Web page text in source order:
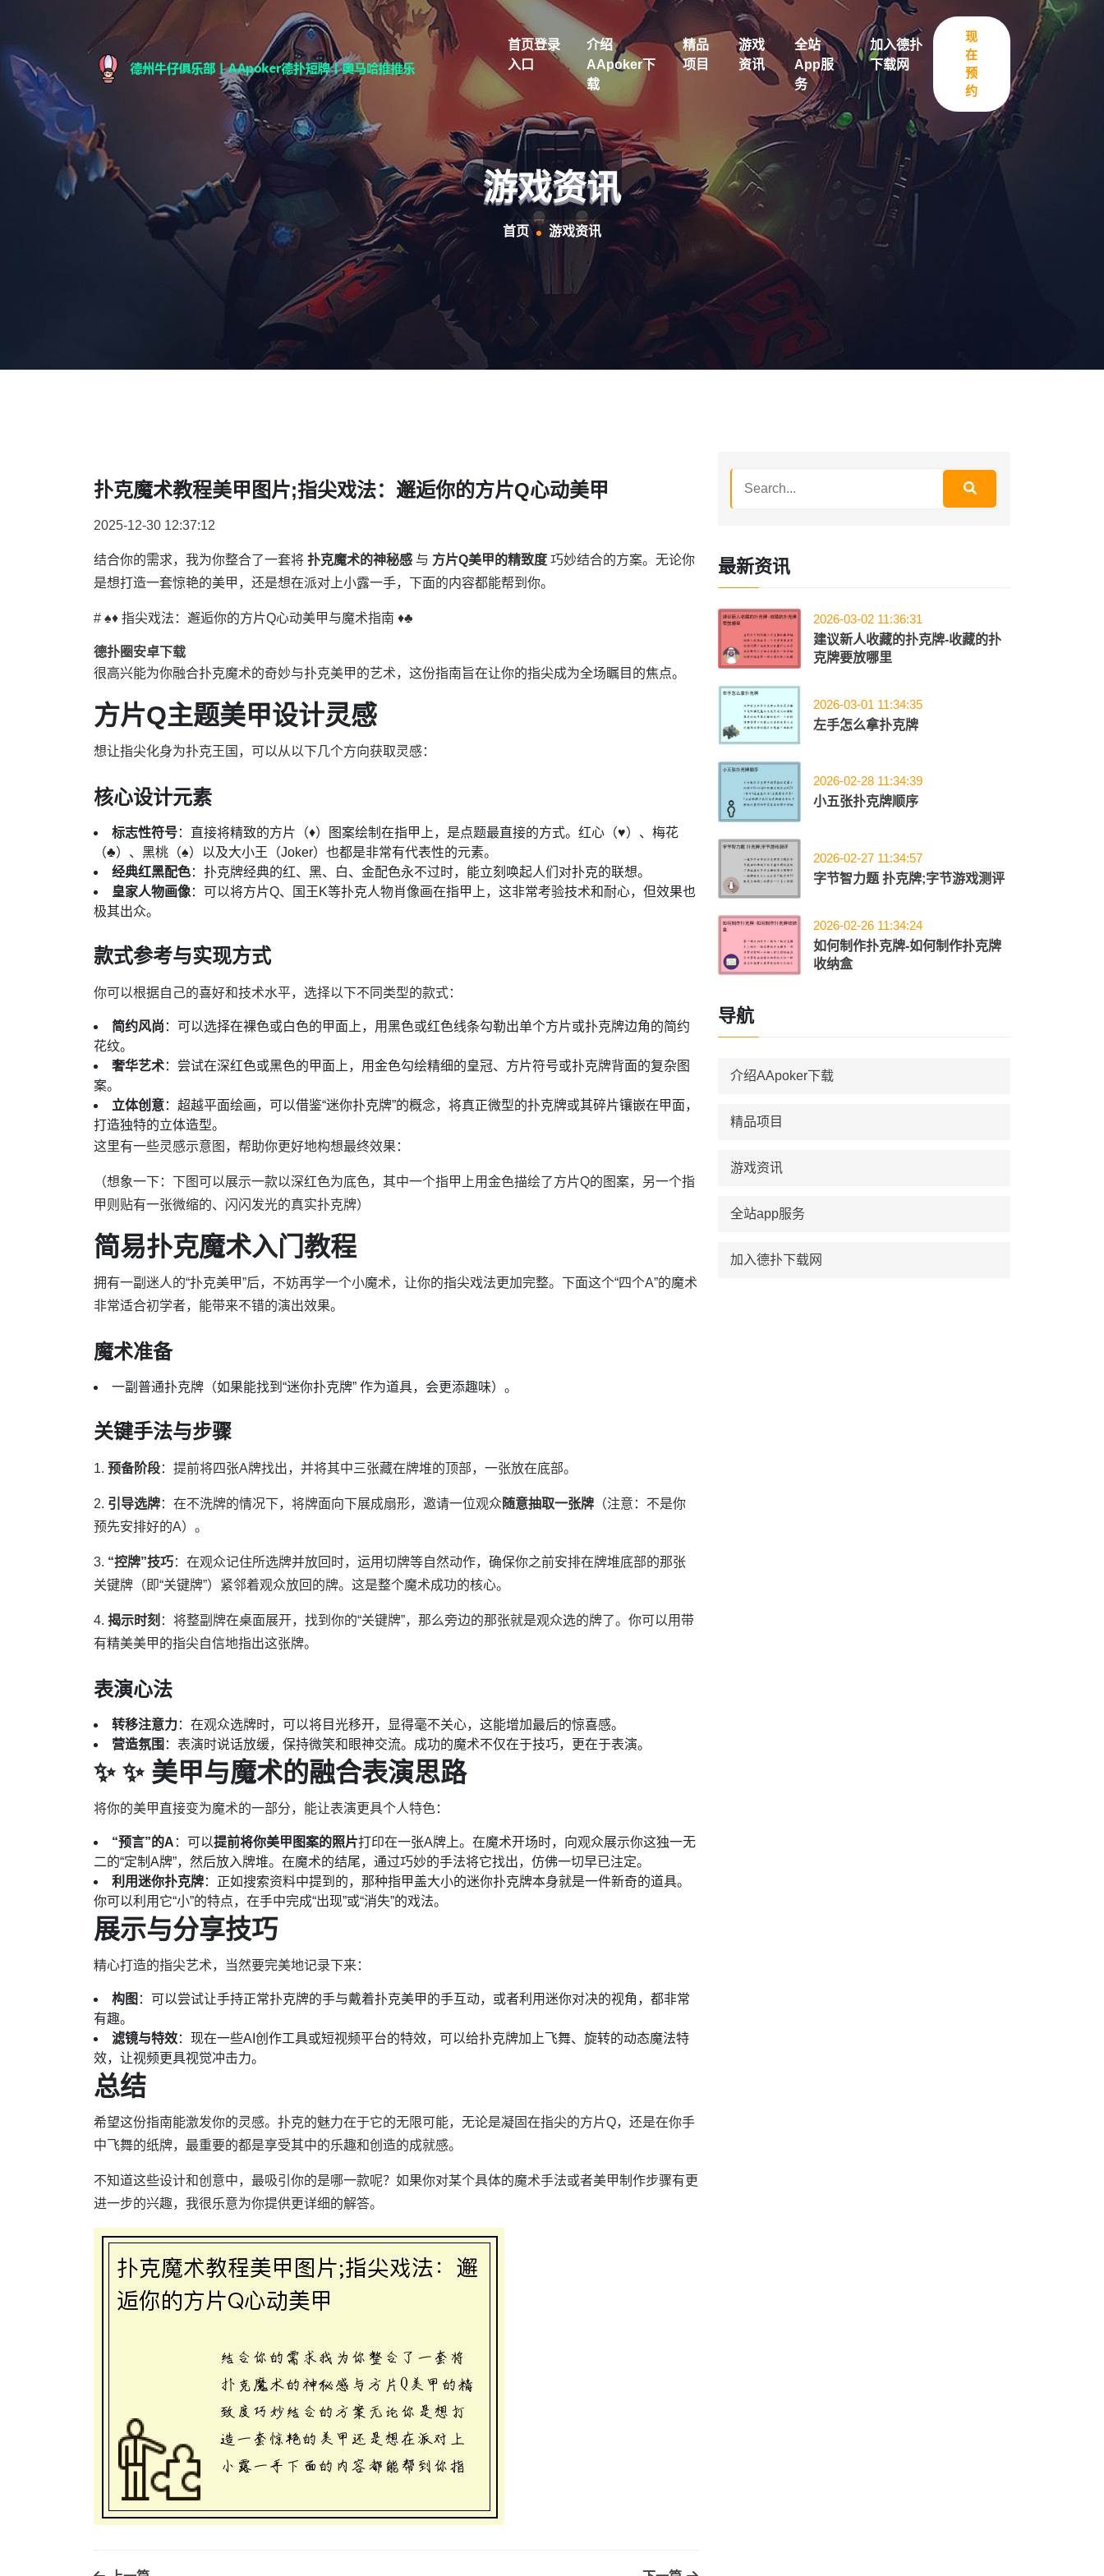
首页登录
入口
介绍
AApoker下
载
精品
项目
游戏
资讯
全站
App服
务
加入德扑
下载网
现
在
预
约
游戏资讯
首页 游戏资讯
扑克魔术教程美甲图片;指尖戏法：邂逅你的方片Q心动美甲
2025-12-30 12:37:12
结合你的需求，我为你整合了一套将 扑克魔术的神秘感 与 方片Q美甲的精致度 巧妙结合的方案。无论你
是想打造一套惊艳的美甲，还是想在派对上小露一手，下面的内容都能帮到你。
# ♠️♦️ 指尖戏法：邂逅你的方片Q心动美甲与魔术指南 ♦️♣️
德扑圈安卓下载
很高兴能为你融合扑克魔术的奇妙与扑克美甲的艺术，这份指南旨在让你的指尖成为全场瞩目的焦点。
方片Q主题美甲设计灵感
想让指尖化身为扑克王国，可以从以下几个方向获取灵感：
核心设计元素
标志性符号：直接将精致的方片（♦）图案绘制在指甲上，是点题最直接的方式。红心（♥）、梅花
（♣）、黑桃（♠）以及大小王（Joker）也都是非常有代表性的元素。
经典红黑配色：扑克牌经典的红、黑、白、金配色永不过时，能立刻唤起人们对扑克的联想。
皇家人物画像：可以将方片Q、国王K等扑克人物肖像画在指甲上，这非常考验技术和耐心，但效果也
极其出众。
款式参考与实现方式
你可以根据自己的喜好和技术水平，选择以下不同类型的款式：
简约风尚 ：可以选择在裸色或白色的甲面上，用黑色或红色线条勾勒出单个方片或扑克牌边角的简约
花纹。
奢华艺术：尝试在深红色或黑色的甲面上，用金色勾绘精细的皇冠、方片符号或扑克牌背面的复杂图
案。
立体创意：超越平面绘画，可以借鉴“迷你扑克牌”的概念，将真正微型的扑克牌或其碎片镶嵌在甲面，
打造独特的立体造型。
这里有一些灵感示意图，帮助你更好地构想最终效果：
（想象一下：下图可以展示一款以深红色为底色，其中一个指甲上用金色描绘了方片Q的图案，另一个指
甲则贴有一张微缩的、闪闪发光的真实扑克牌）
简易扑克魔术入门教程
拥有一副迷人的“扑克美甲”后，不妨再学一个小魔术，让你的指尖戏法更加完整。下面这个“四个A”的魔术
非常适合初学者，能带来不错的演出效果。
魔术准备
一副普通扑克牌（如果能找到“迷你扑克牌” 作为道具，会更添趣味）。
关键手法与步骤
1. 预备阶段：提前将四张A牌找出，并将其中三张藏在牌堆的顶部，一张放在底部。
2. 引导选牌：在不洗牌的情况下，将牌面向下展成扇形，邀请一位观众 随意抽取一张牌 （注意：不是你
预先安排好的A）。
3. “控牌”技巧：在观众记住所选牌并放回时，运用切牌等自然动作，确保你之前安排在牌堆底部的那张
关键牌（即“关键牌”）紧邻着观众放回的牌。这是整个魔术成功的核心。
4. 揭示时刻 ：将整副牌在桌面展开，找到你的“关键牌”，那么旁边的那张就是观众选的牌了。你可以用带
有精美美甲的指尖自信地指出这张牌。
表演心法
转移注意力：在观众选牌时，可以将目光移开，显得毫不关心，这能增加最后的惊喜感。
营造氛围 ：表演时说话放缓，保持微笑和眼神交流。成功的魔术不仅在于技巧，更在于表演。
✨ ✨ 美甲与魔术的融合表演思路
将你的美甲直接变为魔术的一部分，能让表演更具个人特色：
“预言”的A ：可以提前将你美甲图案的照片打印在一张A牌上。在魔术开场时，向观众展示你这独一无
二的“定制A牌”，然后放入牌堆。在魔术的结尾，通过巧妙的手法将它找出，仿佛一切早已注定。
利用迷你扑克牌：正如搜索资料中提到的，那种指甲盖大小的迷你扑克牌本身就是一件新奇的道具。
你可以利用它“小”的特点，在手中完成“出现”或“消失”的戏法。
展示与分享技巧
精心打造的指尖艺术，当然要完美地记录下来：
构图 ：可以尝试让手持正常扑克牌的手与戴着扑克美甲的手互动，或者利用迷你对决的视角，都非常
有趣。
滤镜与特效：现在一些AI创作工具或短视频平台的特效，可以给扑克牌加上飞舞、旋转的动态魔法特
效，让视频更具视觉冲击力。
总结
希望这份指南能激发你的灵感。扑克的魅力在于它的无限可能，无论是凝固在指尖的方片Q，还是在你手
中飞舞的纸牌，最重要的都是享受其中的乐趣和创造的成就感。
不知道这些设计和创意中，最吸引你的是哪一款呢？如果你对某个具体的魔术手法或者美甲制作步骤有更
进一步的兴趣，我很乐意为你提供更详细的解答。
最新资讯
2026-03-02 11:36:31
建议新人收藏的扑克牌-收藏的扑
克牌要放哪里
2026-03-01 11:34:35
左手怎么拿扑克牌
2026-02-28 11:34:39
小五张扑克牌顺序
2026-02-27 11:34:57
字节智力题 扑克牌;字节游戏测评
2026-02-26 11:34:24
如何制作扑克牌-如何制作扑克牌
收纳盒
导航
介绍AApoker下载
精品项目
游戏资讯
全站app服务
加入德扑下载网